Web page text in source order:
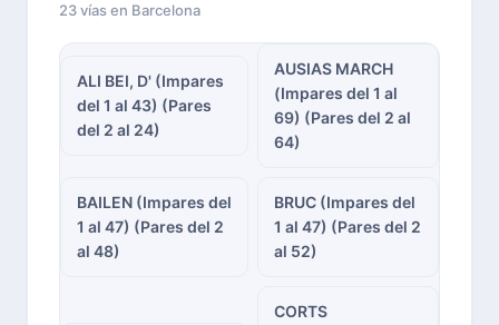
23 vías en Barcelona
ALI BEI, D' (Impares
del 1 al 43) (Pares
del 2 al 24)
AUSIAS MARCH
(Impares del 1 al
69) (Pares del 2 al
64)
BAILEN (Impares del
1 al 47) (Pares del 2
al 48)
BRUC (Impares del
1 al 47) (Pares del 2
al 52)
CORTS